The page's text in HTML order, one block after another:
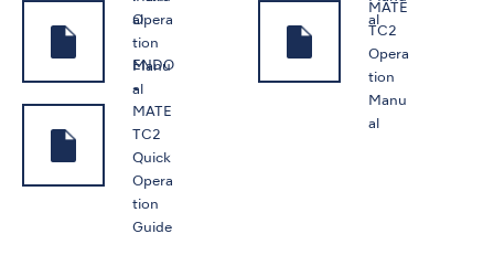
al
al
Opera
tion
Manu
al
MATE
TC2
Opera
tion
Manu
al
ENDO
-
MATE
TC2
Quick
Opera
tion
Guide